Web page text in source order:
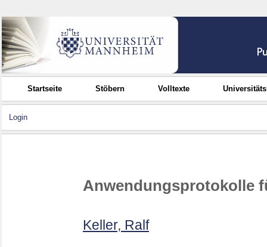
Startseite Stöbern Volltexte
Login
Anwendungsprotokolle
Keller, Ralf